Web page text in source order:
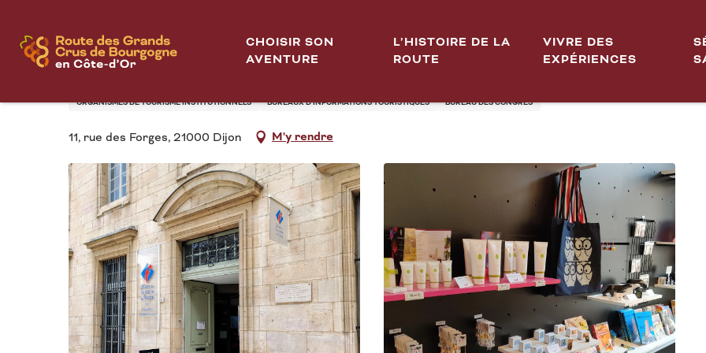
contenu
principal
CHOISIR SON
AVENTURE
L’HISTOIRE DE LA
ROUTE
VIVRE DES
EXPÉRIENCES
OFFICE DE TOURISME DE DIJON MÉTROPOLE -
ORGANISMES DE TOURISME INSTITUTIONNELS BUREAUX D’INFORMATIONS TOURISTIQUES BUREAU DES CONGRÈS
11, rue des Forges, 21000 Dijon M'y rendre